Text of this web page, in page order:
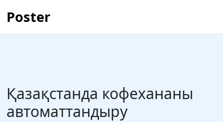
Poster
Қазақстанда кофехананы
автоматтандыру